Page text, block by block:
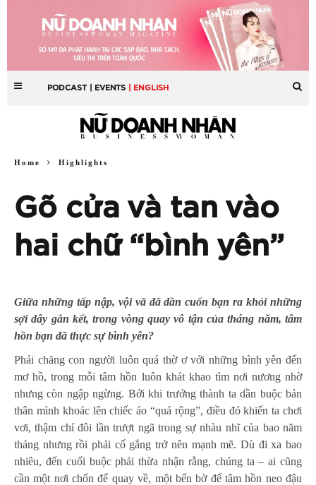
PODCAST | EVENTS | ENGLISH
Home Highlights
Gõ cửa và tan vào
hai chữ “bình yên”
Giữa những tấp nập, vội vã đã dần cuốn bạn ra khỏi những
sợi dây gắn kết, trong vòng quay vô tận của tháng năm, tâm
hồn bạn đã thực sự bình yên?
Phải chăng con người luôn quá thờ ơ với những bình yên đến
mơ hồ, trong mỗi tâm hồn luôn khát khao tìm nơi nương nhờ
nhưng còn ngập ngừng. Bởi khi trưởng thành ta dần buộc bản
thân mình khoác lên chiếc áo “quá rộng”, điều đó khiến ta chơi
vơi, thậm chí đôi lần trượt ngã trong sự nhàu nhĩ của bao năm
tháng nhưng rồi phải cố gắng trở nên mạnh mẽ. Dù đi xa bao
nhiêu, đến cuối buộc phải thừa nhận rằng, chúng ta – ai cũng
cần một nơi chốn để quay về, một bến bờ để tâm hồn neo đậu